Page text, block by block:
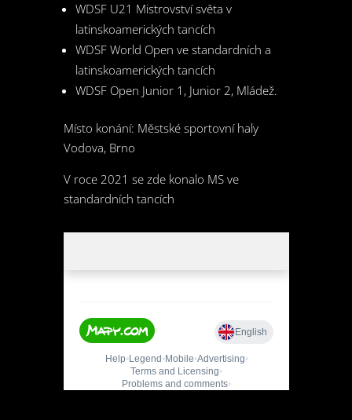
WDSF U21 Mistrovství světa v
latinskoamerických tancích
WDSF World Open ve standardních a
latinskoamerických tancích
WDSF Open Junior 1, Junior 2, Mládež.
Místo konání: Městské sportovní haly
Vodova, Brno
V roce 2021 se zde konalo MS ve
standardních tancích